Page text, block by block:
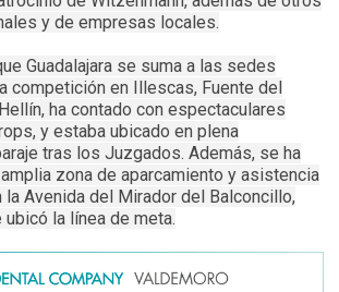
y de empresas locales.
Guadalajara se suma a las sedes
competición en Illescas, Fuente del
ha contado con espectaculares
y estaba ubicado en plena
tras los Juzgados. Además, se ha
zona de aparcamiento y asistencia
Avenida del Mirador del Balconcillo,
la línea de meta.